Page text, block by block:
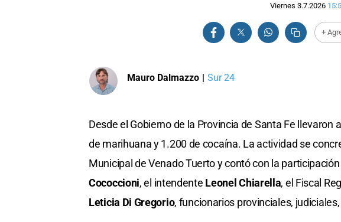
Viernes 3.7.2026
+
Mauro Dalmazzo | Sur 24
Desde el Gobierno de la Provincia de Santa Fe
de marihuana y 1.200 de cocaína. La actividad se
Municipal de Venado Tuerto y contó con la
Cococcioni, el intendente Leonel Chiarella, el Fiscal
Leticia Di Gregorio, funcionarios provinciales,